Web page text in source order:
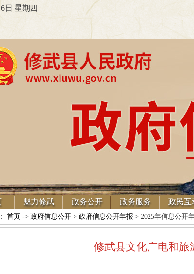
日 星期四
魅力修武 政务公开 政务服务 政民互
首页 -> 政府信息公开 > 政府信息公开年报 > 2025年信息公开
修武县文化广电和旅